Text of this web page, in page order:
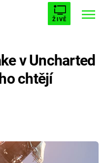
ŽIVĚ
5
v Uncharted
chtějí